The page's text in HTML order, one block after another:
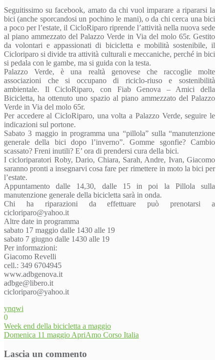
Seguitissimo su facebook, amato da chi vuol imparare a ripararsi la
bici (anche sporcandosi un pochino le mani), o da chi cerca una bici
a poco per l’estate, il CicloRiparo riprende l’attività nella nuova sede
al piano ammezzato del Palazzo Verde in Via del molo 65r. Gestito
da volontari e appassionati di bicicletta e mobilità sostenibile, il
Cicloriparo si divide tra attività culturali e meccaniche, perché in bici
si pedala con le gambe, ma si guida con la testa.
Palazzo Verde, è una realtà genovese che raccoglie molte
associazioni che si occupano di riciclo-riuso e sostenibilità
ambientale. Il CicloRiparo, con Fiab Genova – Amici della
Bicicletta, ha ottenuto uno spazio al piano ammezzato del Palazzo
Verde in Via del molo 65r.
Per accedere al CicloRiparo, una volta a Palazzo Verde, seguire le
indicazioni sul portone.
Sabato 3 maggio in programma una “pillola” sulla “manutenzione
generale della bici dopo l’inverno”. Gomme sgonfie? Cambio
scassato? Freni inutili? E’ ora di prendersi cura della bici.
I cicloriparatori Roby, Dario, Chiara, Sarah, Andre, Ivan, Giacomo
saranno pronti a insegnarvi cosa fare per rimettere in moto la bici per
l’estate.
Appuntamento dalle 14,30, dalle 15 in poi la Pillola sulla
manutenzione generale della bicicletta sarà in onda.
Chi ha riparazioni da effettuare può prenotarsi a
cicloriparo@yahoo.it
Altre date in programma
sabato 17 maggio dalle 1430 alle 19
sabato 7 giugno dalle 1430 alle 19
Per informazioni:
Giacomo Revelli
cell.: 349 6704945
www.adbgenova.it
adbge@libero.it
cicloriparo@yahoo.it
ynqwi
0
Navigazione
articoli
Week end della bicicletta a maggio
Domenica 11 maggio ApriAmo Corso Italia
Lascia un commento